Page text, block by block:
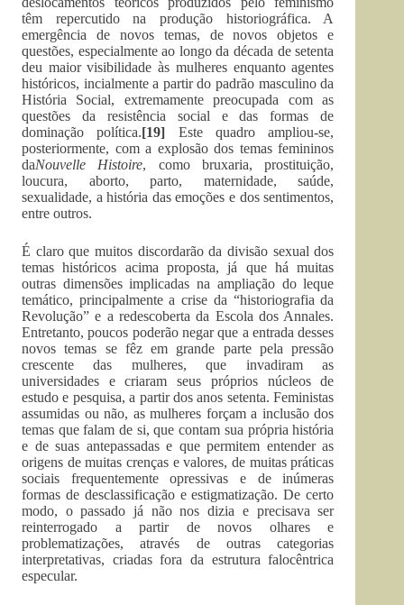
têm repercutido na produção historiográfica. A
emergência de novos temas, de novos objetos e
questões, especialmente ao longo da década de setenta
deu maior visibilidade às mulheres enquanto agentes
históricos, incialmente a partir do padrão masculino da
História Social, extremamente preocupada com as
questões da resistência social e das formas de
dominação política.[19] Este quadro ampliou-se,
posteriormente, com a explosão dos temas femininos
daNouvelle Histoire, como bruxaria, prostituição,
loucura, aborto, parto, maternidade, saúde,
sexualidade, a história das emoções e dos sentimentos,
entre outros.
É claro que muitos discordarão da divisão sexual dos
temas históricos acima proposta, já que há muitas
outras dimensões implicadas na ampliação do leque
temático, principalmente a crise da “historiografia da
Revolução” e a redescoberta da Escola dos Annales.
Entretanto, poucos poderão negar que a entrada desses
novos temas se fêz em grande parte pela pressão
crescente das mulheres, que invadiram as
universidades e criaram seus próprios núcleos de
estudo e pesquisa, a partir dos anos setenta. Feministas
assumidas ou não, as mulheres forçam a inclusão dos
temas que falam de si, que contam sua própria história
e de suas antepassadas e que permitem entender as
origens de muitas crenças e valores, de muitas práticas
sociais frequentemente opressivas e de inúmeras
formas de desclassificação e estigmatização. De certo
modo, o passado já não nos dizia e precisava ser
reinterrogado a partir de novos olhares e
problematizações, através de outras categorias
interpretativas, criadas fora da estrutura falocêntrica
especular.